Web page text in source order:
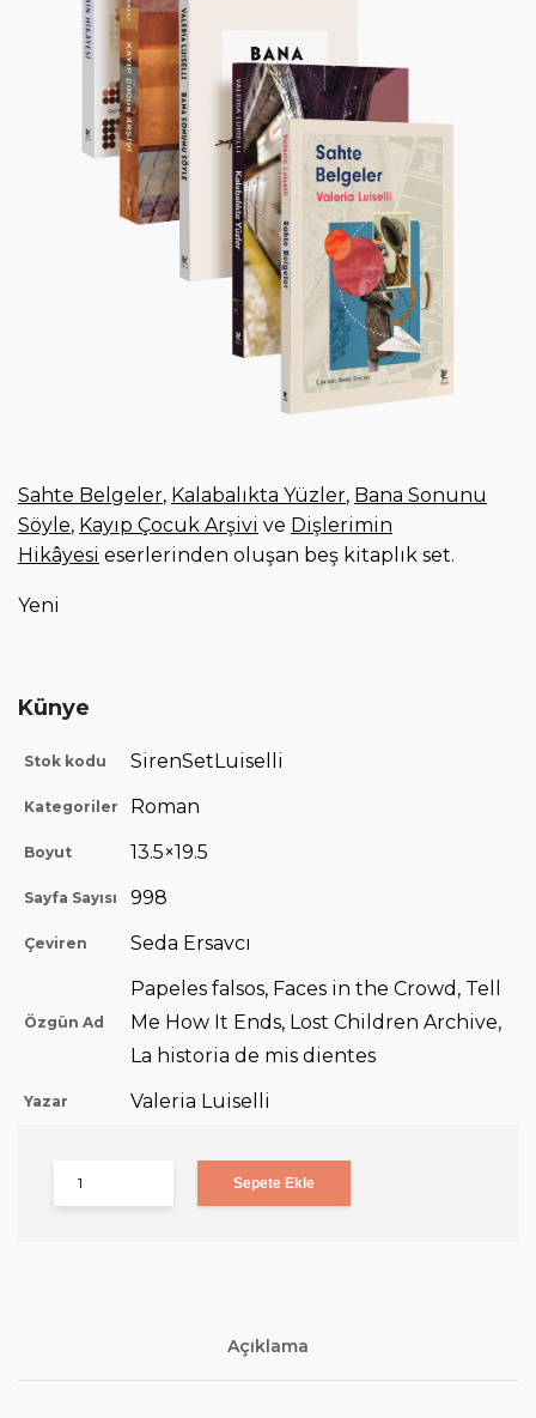
Sahte Belgeler, Kalabalıkta Yüzler, Bana Sonunu
Söyle, Kayıp Çocuk Arşivi ve Dişlerimin
Hikâyesi eserlerinden oluşan beş kitaplık set.
Yeni
Künye
Stok kodu SirenSetLuiselli
Kategoriler Roman
Boyut 13.5×19.5
Sayfa Sayısı 998
Çeviren Seda Ersavcı
Özgün Ad
Papeles falsos, Faces in the Crowd, Tell
Me How It Ends, Lost Children Archive,
La historia de mis dientes
Yazar Valeria Luiselli
Sepete Ekle
Açıklama